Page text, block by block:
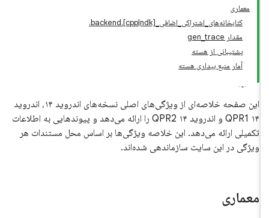
معماری
کتابخانه‌های_اشتراکی_اضافی_backend.[cpp|ndk].
مقدار gen_trace
پشتیبانی از هسته
آمار منبع بیداری هسته
این صفحه خلاصه‌ای از ویژگی‌های اصلی نسخه‌های اندروید ۱۴، اندروید
۱۴ QPR1 و اندروید ۱۴ QPR2 را ارائه می‌دهد و پیوندهایی به اطلاعات
تکمیلی ارائه می‌دهد. این خلاصه ویژگی‌ها بر اساس محل مستندات هر
ویژگی در این سایت سازماندهی شده‌اند.
معماری